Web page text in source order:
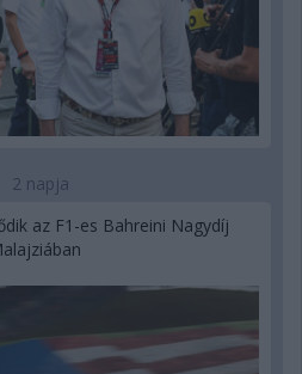
2 napja
az F1-es Bahreini Nagydíj